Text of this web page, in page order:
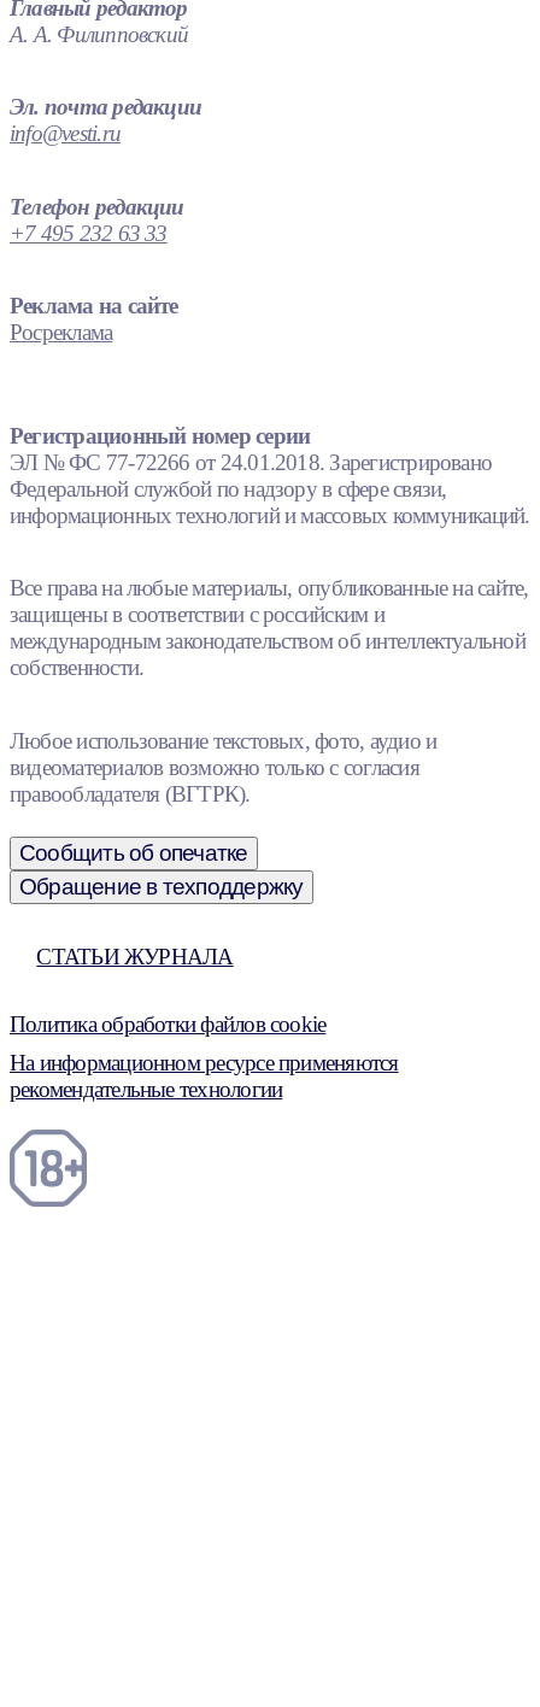
Главный редактор
А. А. Филипповский
Эл. почта редакции
info@vesti.ru
Телефон редакции
+7 495 232 63 33
Реклама на сайте
Росреклама
Регистрационный номер серии
ЭЛ № ФС 77-72266 от 24.01.2018. Зарегистрировано
Федеральной службой по надзору в сфере связи,
информационных технологий и массовых коммуникаций.
Все права на любые материалы, опубликованные на сайте,
защищены в соответствии с российским и
международным законодательством об интеллектуальной
собственности.
Любое использование текстовых, фото, аудио и
видеоматериалов возможно только с согласия
правообладателя (ВГТРК).
Сообщить об опечатке
Обращение в техподдержку
СТАТЬИ ЖУРНАЛА
Политика обработки файлов cookie
На информационном ресурсе применяются
рекомендательные технологии